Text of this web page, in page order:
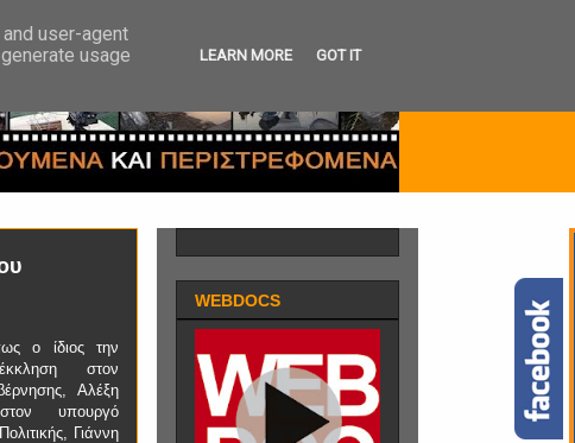
ο ίδιος την
στον
Αλέξη
υπουργό
Γιάννη
WEBDOCS
user-agent
usage
LEARN MORE GOT IT